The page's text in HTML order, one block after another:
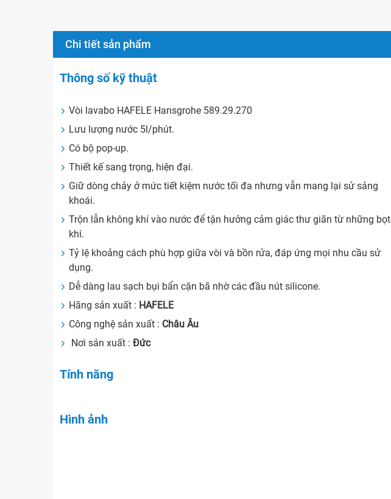
Chi tiết sản phẩm
Thông số kỹ thuật
Vòi lavabo HAFELE Hansgrohe 589.29.270
Lưu lượng nước 5l/phút.
Có bộ pop-up.
Thiết kế sang trọng, hiện đại.
Giữ dòng chảy ở mức tiết kiệm nước tối đa nhưng vẫn mang lại sử sảng
khoái.
Trộn lẫn không khí vào nước để tận hưởng cảm giác thư giãn từ những bọt
khí.
Tỷ lệ khoảng cách phù hợp giữa vòi và bồn rửa, đáp ứng mọi nhu cầu sử
dụng.
Dễ dàng lau sạch bụi bẩn cặn bã nhờ các đầu nút silicone.
Hãng sản xuất : HAFELE
Công nghệ sản xuất : Châu Âu
Nơi sản xuất :Đức
Tính năng
Hình ảnh